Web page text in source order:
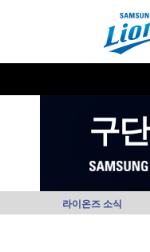
구단
라이온즈 소식